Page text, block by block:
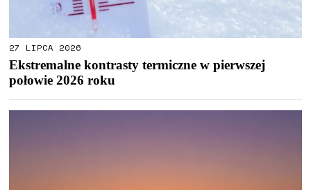
27 LIPCA 2026
Ekstremalne kontrasty termiczne w pierwszej
połowie 2026 roku